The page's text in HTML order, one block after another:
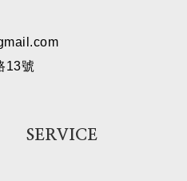
13號
SERVICE